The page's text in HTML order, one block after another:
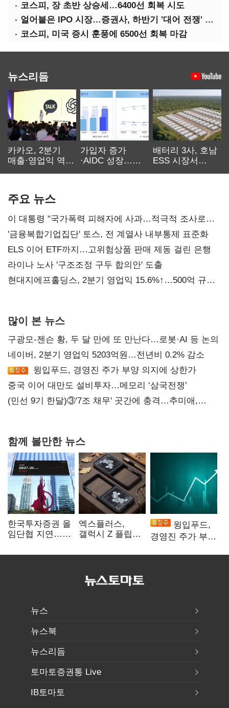
코스피, 장 초반 상승세…6400선 회복 시도
얼어붙은 IPO 시장…증권사, 하반기 '대어 전쟁' 기대
코스피, 미국 증시 훈풍에 6500선 회복 마감
뉴스리듬
카카오, 2분기
매출·영업익 역대
가입자 증가
·AIDC 성장…
배터리 3사, 호남
ESS 시장서
주요 뉴스
이 대통령 "국가폭력 피해자에 사과…적극적 조사로
진실 밝혀야"
'금융복합기업집단' 토스, 전 계열사 내부통제 표준화
ELS 이어 ETF까지…고위험상품 판매 제동 걸린 은행
라이나 노사 '구조조정 구두 합의안' 도출
현대지에프홀딩스, 2분기 영업익 15.6%↑…500억 규모
많이 본 뉴스
구광모-젠슨 황, 두 달 만에 또 만난다…로봇·AI 등 논의
네이버, 2분기 영업익 5203억원…전년비 0.2% 감소
윙입푸드, 경영진 주가 부양 의지에 상한가
중국 이어 대만도 설비투자…메모리 ‘삼국전쟁’
(민선 9기 한달)③'7조 채무' 곳간에 충격…추미애,
함께 볼만한 뉴스
한국투자증권 올
임단협 지연…
엑스플러스,
갤럭시 Z 플립8·
액세서리 출시
윙입푸드,
경영진 주가 부양
뉴스
뉴스북
뉴스리듬
토마토증권통 Live
IB토마토